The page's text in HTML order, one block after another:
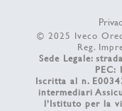
© 2025 Iveco
Reg.
Sede Legale:
PEC:
Iscritta al n.
intermediari
l’Istituto per la